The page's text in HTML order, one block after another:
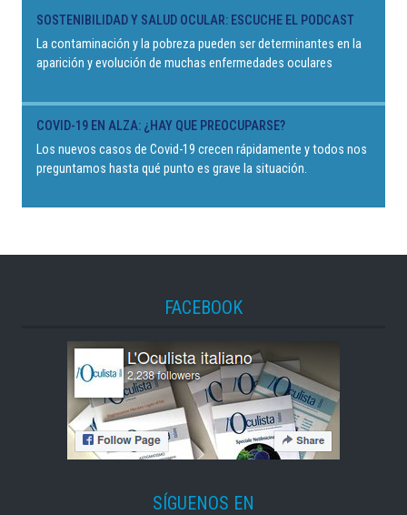
SOSTENIBILIDAD Y SALUD OCULAR: ESCUCHE EL PODCAST
La contaminación y la pobreza pueden ser determinantes en la
aparición y evolución de muchas enfermedades oculares
COVID-19 EN ALZA: ¿HAY QUE PREOCUPARSE?
Los nuevos casos de Covid-19 crecen rápidamente y todos nos
preguntamos hasta qué punto es grave la situación.
FACEBOOK
SÍGUENOS EN